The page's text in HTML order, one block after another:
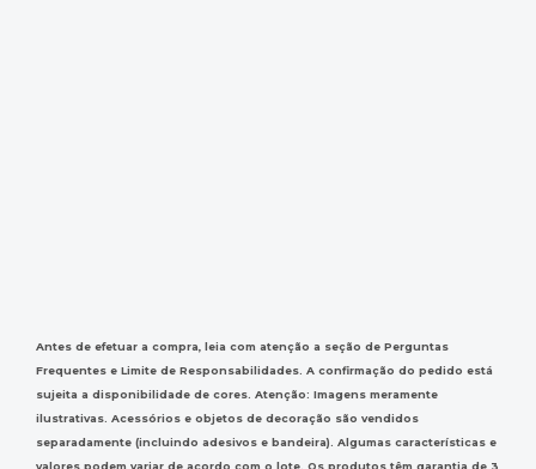
Antes de efetuar a compra, leia com atenção a seção de Perguntas
Frequentes e Limite de Responsabilidades. A confirmação do pedido está
sujeita a disponibilidade de cores. Atenção: Imagens meramente
ilustrativas. Acessórios e objetos de decoração são vendidos
separadamente (incluindo adesivos e bandeira). Algumas características e
valores podem variar de acordo com o lote. Os produtos têm garantia de 3